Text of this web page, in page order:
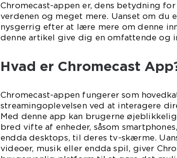
Chromecast-appen er, dens betydning
verdenen og meget mere. Uanset om du
nysgerrig efter at lære mere om denne
denne artikel give dig en omfattende og
Hvad er Chromecast
Chromecast-appen fungerer som
streamingoplevelsen ved at interagere
Med denne app kan brugerne
bred vifte af enheder, såsom
endda desktops, til deres tv-skærme.
videoer, musik eller endda spil, giver